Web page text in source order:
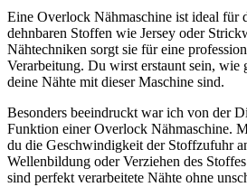
Eine Overlock Nähmaschine ist ideal für
dehnbaren Stoffen wie Jersey oder
Nähtechniken sorgt sie für eine
Verarbeitung. Du wirst erstaunt sein, wie
deine Nähte mit dieser Maschine sind.
Besonders beeindruckt war ich von der
Funktion einer Overlock Nähmaschine.
du die Geschwindigkeit der Stoffzufuhr
Wellenbildung oder Verziehen des
sind perfekt verarbeitete Nähte ohne